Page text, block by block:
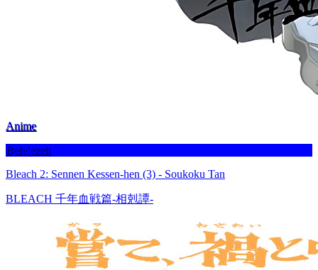
Anime
Befejezett
Bleach 2: Sennen Kessen-hen (3) - Soukoku Tan
BLEACH 千年血戦篇-相剋譚-